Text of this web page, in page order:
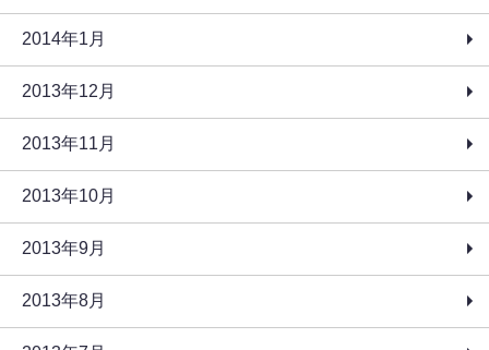
2014年1月
2013年12月
2013年11月
2013年10月
2013年9月
2013年8月